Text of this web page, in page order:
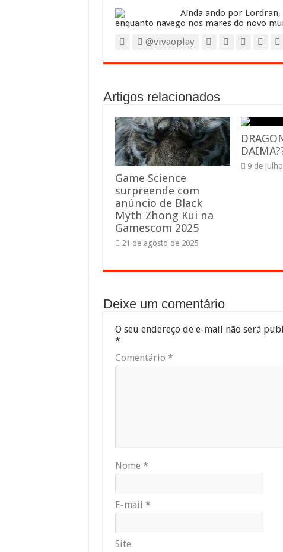
Ainda ando por Lordran,
enquanto navego nos mares do novo
@vivaoplay
Artigos relacionados
Game Science
surpreende com
anúncio de Black
Myth Zhong Kui na
Gamescom 2025
21 de agosto de 2025
9 de
Deixe um comentário
O seu endereço de e-mail não será
*
Comentário *
Nome *
E-mail *
Site